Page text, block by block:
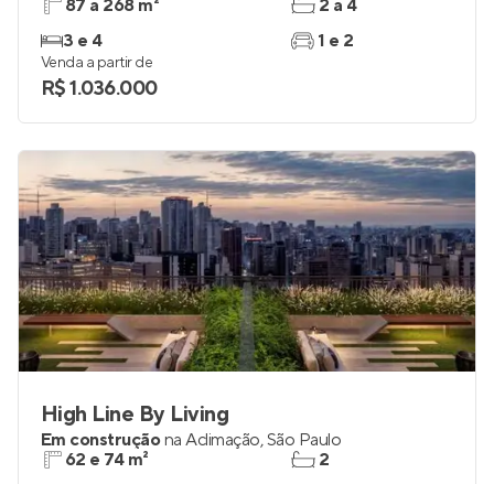
87 a 268 m²
3 e 4
2 a 4
1 e 2
Venda a partir de
R$ 1.036.000
High Line By Living
Em construçãona Aclimação,São Paulo
62 e 74 m²
2